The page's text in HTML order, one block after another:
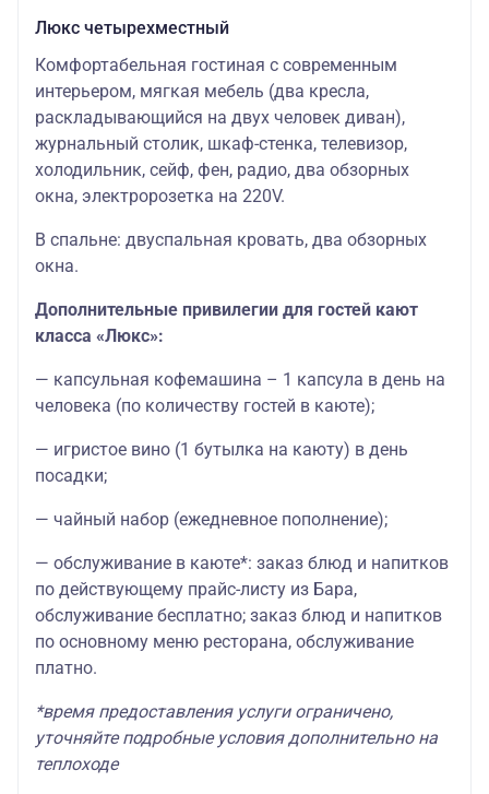
Люкс четырехместный
Комфортабельная гостиная с современным
интерьером, мягкая мебель (два кресла,
раскладывающийся на двух человек диван),
журнальный столик, шкаф-стенка, телевизор,
холодильник, сейф, фен, радио, два обзорных
окна, электророзетка на 220V.
В спальне: двуспальная кровать, два обзорных
окна.
Дополнительные привилегии для гостей кают
класса «Люкс»:
— капсульная кофемашина – 1 капсула в день на
человека (по количеству гостей в каюте);
— игристое вино (1 бутылка на каюту) в день
посадки;
— чайный набор (ежедневное пополнение);
— обслуживание в каюте*: заказ блюд и напитков
по действующему прайс-листу из Бара,
обслуживание бесплатно; заказ блюд и напитков
по основному меню ресторана, обслуживание
платно.
*время предоставления услуги ограничено,
уточняйте подробные условия дополнительно на
теплоходе